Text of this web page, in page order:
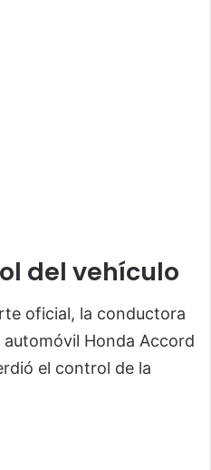
del vehículo
oficial, la conductora
Honda Accord
el control de la